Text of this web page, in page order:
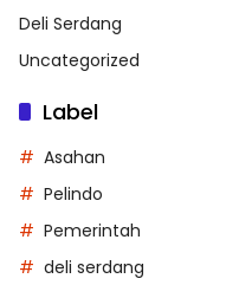
Deli Serdang
Uncategorized
Label
Asahan
Pelindo
Pemerintah
deli serdang